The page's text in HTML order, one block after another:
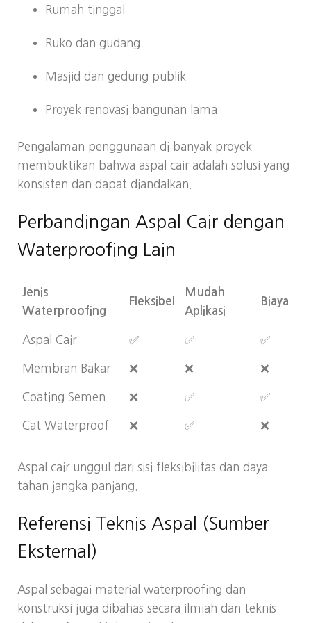
Rumah tinggal
Ruko dan gudang
Masjid dan gedung publik
Proyek renovasi bangunan lama
Pengalaman penggunaan di banyak proyek
membuktikan bahwa aspal cair adalah solusi yang
konsisten dan dapat diandalkan.
Perbandingan Aspal Cair dengan
Waterproofing Lain
Jenis
Waterproofing
Fleksibel
Mudah
Aplikasi
Biaya
Aspal Cair ✅ ✅ ✅
Membran Bakar ❌ ❌ ❌
Coating Semen ❌ ✅ ✅
Cat Waterproof ❌ ✅ ❌
Aspal cair unggul dari sisi fleksibilitas dan daya
tahan jangka panjang.
Referensi Teknis Aspal (Sumber
Eksternal)
Aspal sebagai material waterproofing dan
konstruksi juga dibahas secara ilmiah dan teknis